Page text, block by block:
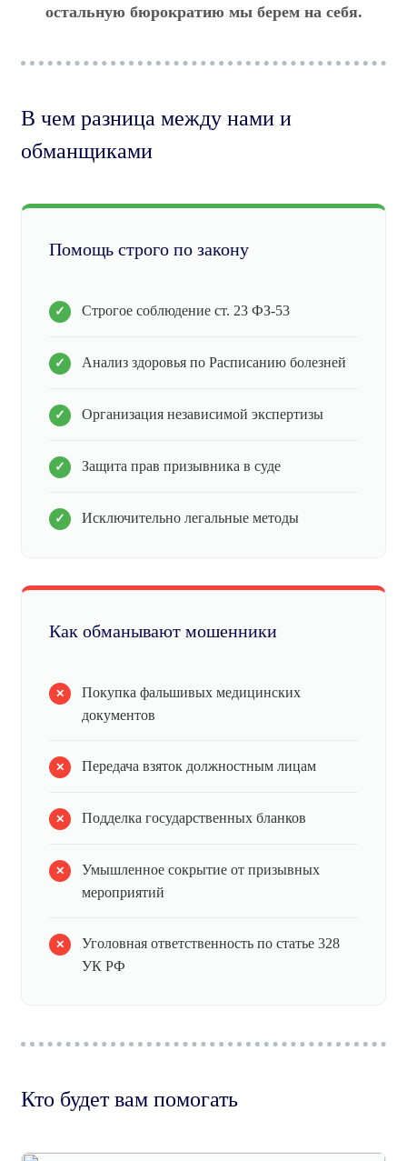
остальную бюрократию мы берем на себя.
В чем разница между нами и
обманщиками
Помощь строго по закону
Строгое соблюдение ст. 23 ФЗ-53
Анализ здоровья по Расписанию болезней
Организация независимой экспертизы
Защита прав призывника в суде
Исключительно легальные методы
Как обманывают мошенники
Покупка фальшивых медицинских
документов
Передача взяток должностным лицам
Подделка государственных бланков
Умышленное сокрытие от призывных
мероприятий
Уголовная ответственность по статье 328
УК РФ
Кто будет вам помогать